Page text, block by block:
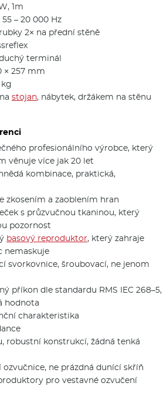
1m
– 20 000 Hz
2× na přední stěně
terminál
× 257 mm
stojan, nábytek, držákem na stěnu
profesionálního výrobce, který
věnuje více jak 20 let
kombinace, praktická,
zkosením a zaoblením hran
s průzvučnou tkaninou, který
pozornost
basový reproduktor, který zahraje
nemaskuje
svorkovnice, šroubovací, ne jenom
příkon dle standardu RMS IEC 268–5,
hodnota
charakteristika
robustní konstrukcí, žádná tenká
ne prázdná dunící skříň
pro vestavné ozvučení